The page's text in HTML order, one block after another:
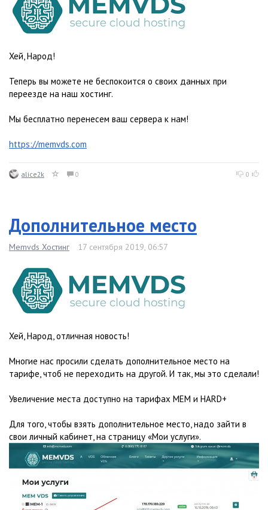
Хей, Народ!
Теперь вы можете не беспокоится о своих данных при
переезде на наш хостинг.
Мы бесплатно перенесем ваш сервера к нам!
https://memvds.com
alice2k 0 0
Дополнительное место
Memvds Хостинг 17 сентября 2019, 06:57
Хей, Народ, отличная новость!
Многие нас просили сделать дополнительное место на
тарифе, чтоб не переходить на другой. И так, мы это сделали!
Увеличение места доступно на тарифах MEM и HARD+
Для того, чтобы взять дополнительное место, надо зайти в
свои личный кабинет, на страницу «Мои услуги».